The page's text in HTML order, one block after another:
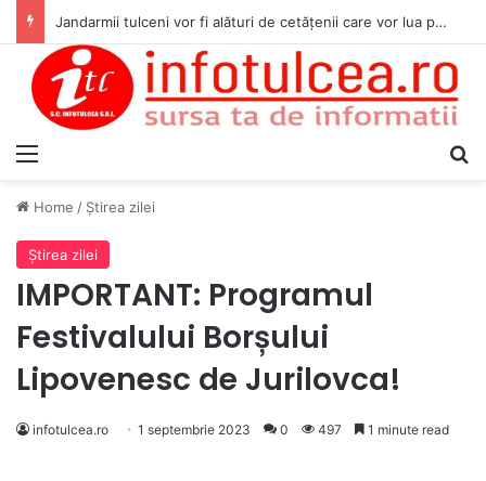
Jandarmii tulceni vor fi alături de cetățenii care vor lua parte la Festivalul Folk Țestos
Home / Ştirea zilei
Ştirea zilei
IMPORTANT: Programul
Festivalului Borșului
Lipovenesc de Jurilovca!
infotulcea.ro 1 septembrie 2023 0 497 1 minute read